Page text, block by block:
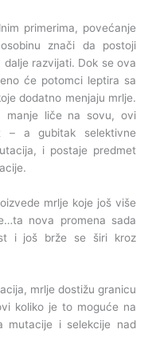
primerima, povećanje
znači da postoji
razvijati. Dok se ova
će potomci leptira sa
dodatno menjaju mrlje.
manje liče na sovu, ovi
– a gubitak selektivne
i postaje predmet
mrlje koje još više
nova promena sada
i još brže se širi kroz
mrlje dostižu granicu
koliko je to moguće na
mutacije i selekcije nad